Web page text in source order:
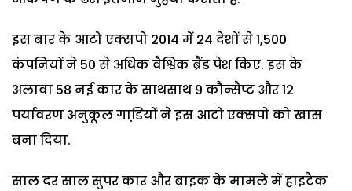
इस बार के आटो एक्सपो 2014 में 24 देशों से 1,500
कंपनियों ने 50 से अधिक वैश्विक ब्रैंड पेश किए. इस के
अलावा 58 नई कार के साथसाथ 9 कौन्सैप्ट और 12
पर्यावरण अनुकूल गाडि़यों ने इस आटो एक्सपो को खास
बना दिया.
साल दर साल सुपर कार और बाइक के मामले में हाइटैक